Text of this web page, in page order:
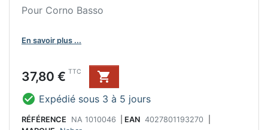
Pour Corno Basso
En savoir plus ...
Prix
37,80 € TTC

 Expédié sous 3 à 5 jours
RÉFÉRENCE NA 1010046 EAN 4027801193270